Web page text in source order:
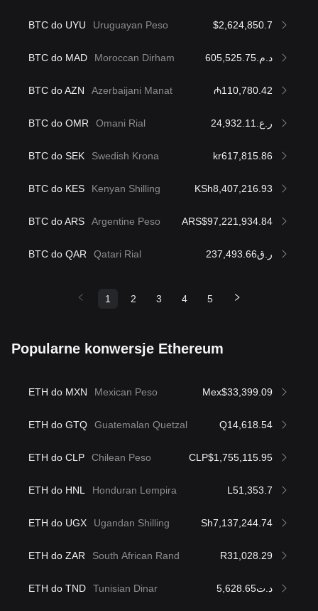
BTC do UYU Uruguayan Peso $2,624,850.7
BTC do MAD Moroccan Dirham د.م.605,525.75
BTC do AZN Azerbaijani Manat ₼110,780.42
BTC do OMR Omani Rial ر.ع.24,932.11
BTC do SEK Swedish Krona kr617,815.86
BTC do KES Kenyan Shilling KSh8,407,216.93
BTC do ARS Argentine Peso ARS$97,221,934.84
BTC do QAR Qatari Rial ر.ق237,493.66
1 2 3 4 5
Popularne konwersje Ethereum
ETH do MXN Mexican Peso Mex$33,399.09
ETH do GTQ Guatemalan Quetzal Q14,618.54
ETH do CLP Chilean Peso CLP$1,755,115.95
ETH do HNL Honduran Lempira L51,353.7
ETH do UGX Ugandan Shilling Sh7,137,244.74
ETH do ZAR South African Rand R31,028.29
ETH do TND Tunisian Dinar د.ت5,628.65